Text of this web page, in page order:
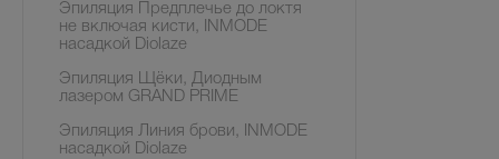
Эпиляция Предплечье до локтя
не включая кисти, INMODE
насадкой Diolaze
Эпиляция Щёки, Диодным
лазером GRAND PRIME
Эпиляция Линия брови, INMODE
насадкой Diolaze